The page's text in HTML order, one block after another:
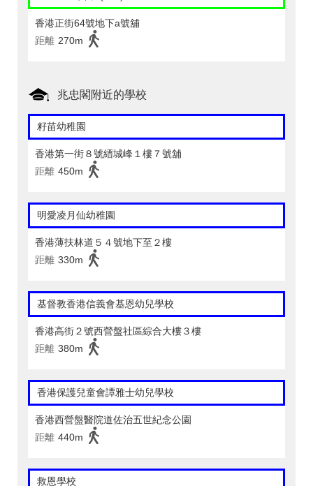
香港正街64號地下a號舖
距離 270m
兆忠閣附近的學校
籽苗幼稚園
香港第一街８號縉城峰１樓７號舖
距離 450m
明愛凌月仙幼稚園
香港薄扶林道５４號地下至２樓
距離 330m
基督教香港信義會基恩幼兒學校
香港高街２號西營盤社區綜合大樓３樓
距離 380m
香港保護兒童會譚雅士幼兒學校
香港西營盤醫院道佐治五世紀念公園
距離 440m
救恩學校